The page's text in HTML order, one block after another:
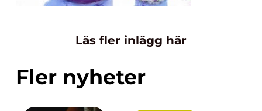
Läs fler inlägg här
Fler nyheter